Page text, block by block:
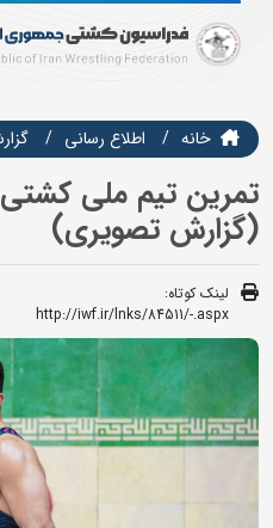
خانه اطلاع رسانی
تمرین تیم ملی کشتی
(گزارش تصویری)
لینک کوتاه:
http://iwf.ir/lnks/84511/-.aspx